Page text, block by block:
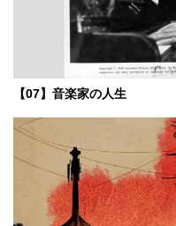
【07】音楽家の人生